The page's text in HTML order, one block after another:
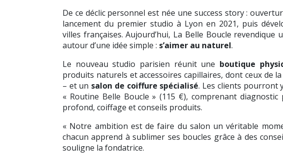
De ce déclic personnel est née une success story :
lancement du premier studio à Lyon en 2021, puis
villes françaises. Aujourd’hui, La Belle Boucle revendique
autour d’une idée simple : s’aimer au naturel.
Le nouveau studio parisien réunit une boutique
produits naturels et accessoires capillaires, dont ceux de
– et un salon de coiffure spécialisé. Les clients pourront
« Routine Belle Boucle » (115 €), comprenant
profond, coiffage et conseils produits.
« Notre ambition est de faire du salon un véritable
chacun apprend à sublimer ses boucles grâce à des
souligne la fondatrice.